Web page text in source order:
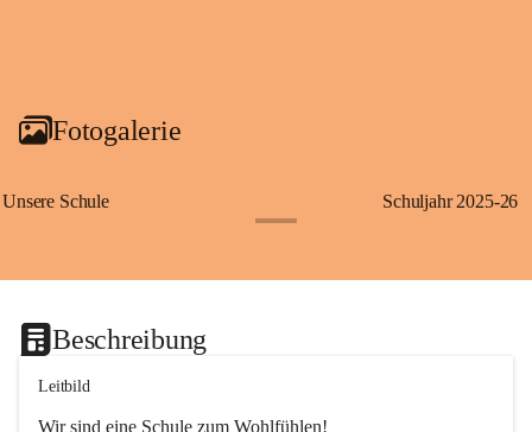
Fotogalerie
Unsere Schule Schuljahr 2025-26
Beschreibung
Leitbild
Wir sind eine Schule zum Wohlfühlen!